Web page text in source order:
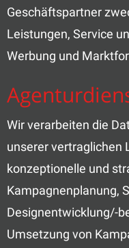
Geschäftspartner
Leistungen, Service
Werbung und
Wir verarbeiten die
unserer vertraglichen
konzeptionelle und
Kampagnenplanung,
Designentwicklung/-
Umsetzung von